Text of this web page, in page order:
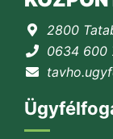
2800
0634 600